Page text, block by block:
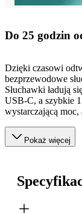
Do 25 godzin
Dzięki czasowi
bezprzewodowe
Słuchawki ładują
USB-C, a szybkie
wystarczającą
Pokaż więcej